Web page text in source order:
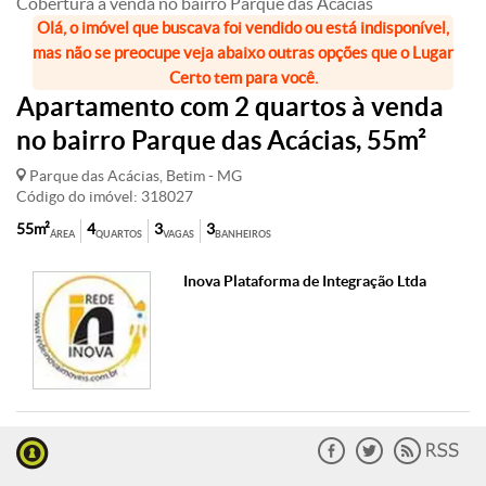
Olá, o imóvel que buscava foi vendido ou está indisponível,
mas não se preocupe veja abaixo outras opções que o Lugar
Certo tem para você.
Apartamento com 2 quartos à venda
no bairro Parque das Acácias, 55m²
Parque das Acácias, Betim - MG
Código do imóvel: 318027
ÁREA
55m² QUARTOS
4 VAGAS
3 BANHEIROS
3
Inova Plataforma de Integração Ltda